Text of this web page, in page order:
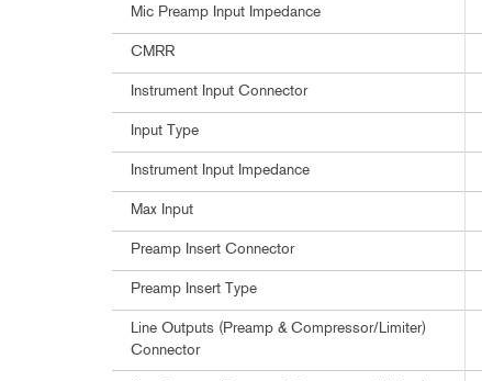
Mic Preamp Input Impedance
CMRR
Instrument Input Connector
Input Type
Instrument Input Impedance
Max Input
Preamp Insert Connector
Preamp Insert Type
Line Outputs (Preamp & Compressor/Limiter)
Connector